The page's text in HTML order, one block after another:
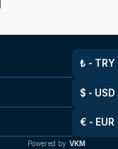
Powered by VKM